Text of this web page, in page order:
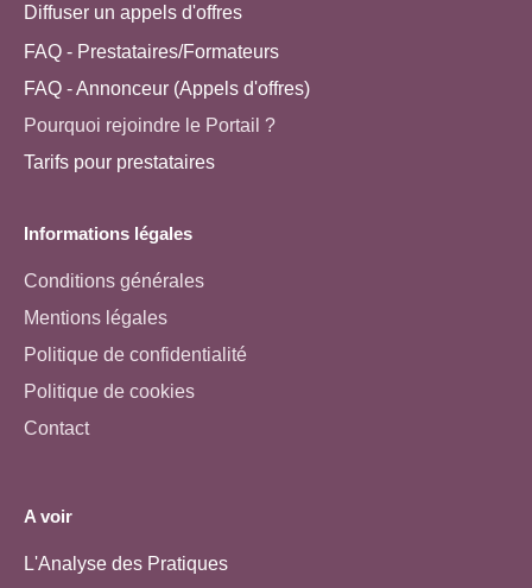
Diffuser un appels d'offres
FAQ - Prestataires/Formateurs
FAQ - Annonceur (Appels d'offres)
Pourquoi rejoindre le Portail ?
Tarifs pour prestataires
Informations légales
Conditions générales
Mentions légales
Politique de confidentialité
Politique de cookies
Contact
A voir
L'Analyse des Pratiques